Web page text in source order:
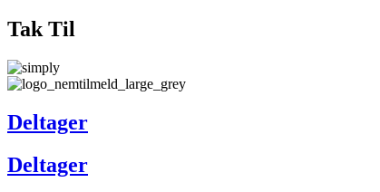
Tak Til
Deltager
Deltager